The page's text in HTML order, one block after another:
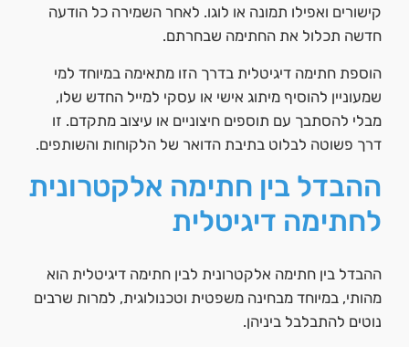
קישורים ואפילו תמונה או לוגו. לאחר השמירה כל הודעה
חדשה תכלול את החתימה שבחרתם.
הוספת חתימה דיגיטלית בדרך הזו מתאימה במיוחד למי
שמעוניין להוסיף מיתוג אישי או עסקי למייל החדש שלו,
מבלי להסתבך עם תוספים חיצוניים או עיצוב מתקדם. זו
דרך פשוטה לבלוט בתיבת הדואר של הלקוחות והשותפים.
ההבדל בין חתימה אלקטרונית
לחתימה דיגיטלית
ההבדל בין חתימה אלקטרונית לבין חתימה דיגיטלית הוא
מהותי, במיוחד מבחינה משפטית וטכנולוגית, למרות שרבים
נוטים להתבלבל ביניהן.